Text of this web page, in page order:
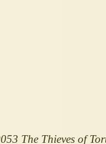
The Thieves of